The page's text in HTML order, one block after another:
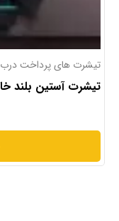
تیشرت های پرداخت درب
تیشرت آستین بلند